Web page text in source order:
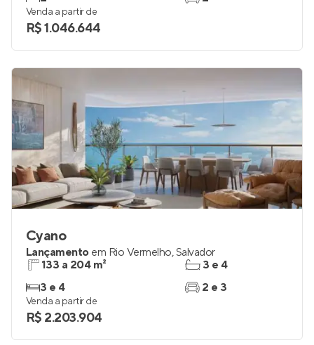
Venda a partir de
R$ 1.046.644
Cyano
Lançamento em Rio Vermelho,Salvador
133 a 204 m²
3 e 4
3 e 4
2 e 3
Venda a partir de
R$ 2.203.904